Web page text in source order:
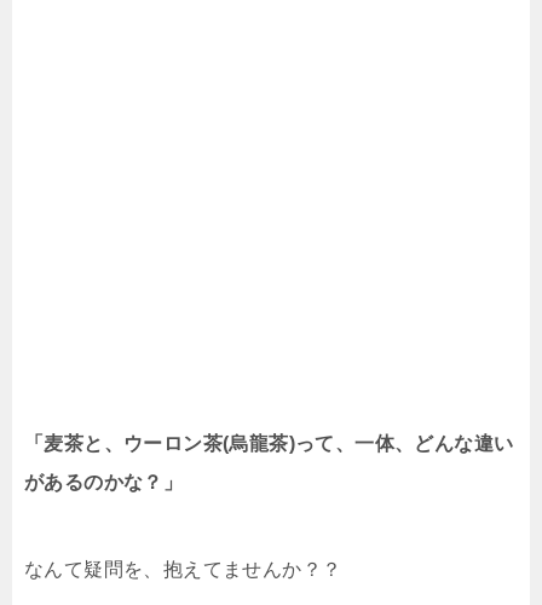
「麦茶と、ウーロン茶(烏龍茶)って、一体、どんな違い
があるのかな？」
なんて疑問を、抱えてませんか？？